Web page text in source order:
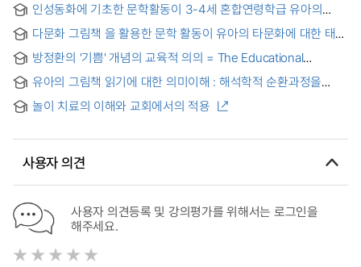
인성동화에 기초한 문학활동이 3-4세 혼합연령학급 유아의
인성, 이야기 내용이해도, 친사회적행동에 미치는 영향 = The
Effect of Literature Activities Based on Children’s book
about Character on the Development of Young Children’s
Character, Story Comprehension and Pro-social Behavior
다문화 그림책 을 활용한 문학 활동이 유아의 타문화에 대한 태도
및 인종에 대한 인식변화에 미치는 영향 = The effects of
literary activities by using of multicural picture books on the
change of children's attitudes and perceptions toward
other cultures and other races
방정환의 '기쁨' 개념의 교육적 의의 = The Educational
Meaning of Bang Jeong-Hwan's 'Pleasure' Concept
유아의 그림책 읽기에 대한 의미이해 : 해석학적 순환과정을
중심으로 = Understanding the meaning of young children's
picture books reading : Focusing on the Hermeneutics
놀이 치료의 이해와 교회에서의 적용
사용자 의견
사용자 의견등록 및 강의평가를 위해서는 로그인을
해주세요.